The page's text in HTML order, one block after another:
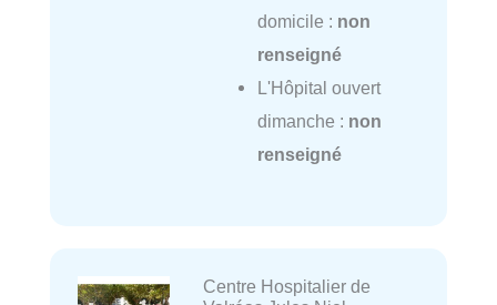
domicile : non
renseigné
L'Hôpital ouvert
dimanche : non
renseigné
Centre Hospitalier de